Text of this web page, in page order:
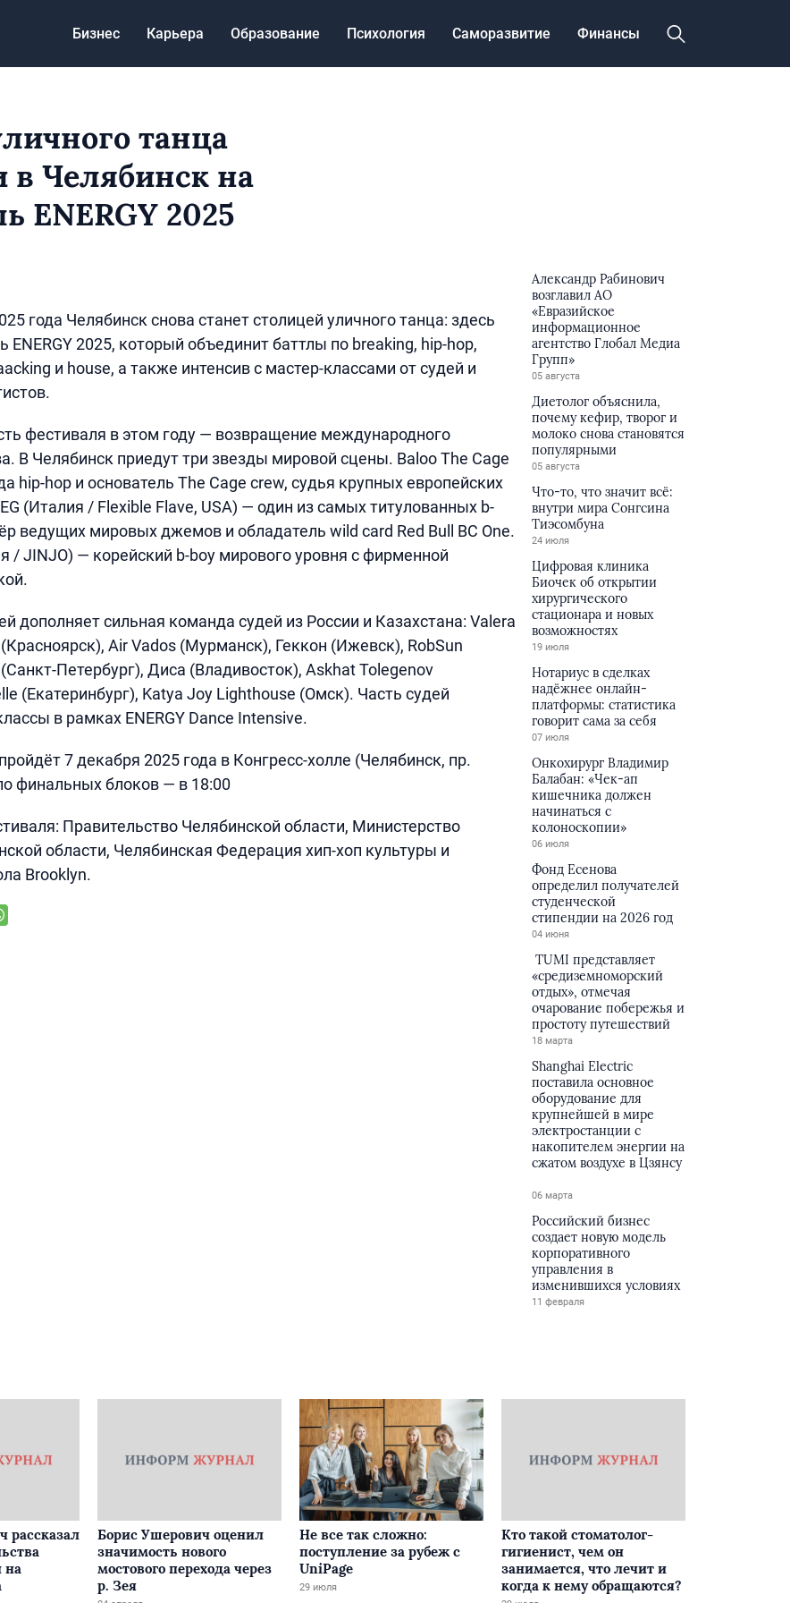
Бизнес Карьера Образование Психология Саморазвитие Финансы
танца
в Челябинск на
ENERGY 2025
года Челябинск снова станет столицей уличного танца: здесь
ENERGY 2025, который объединит баттлы по breaking, hip-hop,
и house, а также интенсив с мастер-классами от судей и
фестиваля в этом году — возвращение международного
В Челябинск приедут три звезды мировой сцены. Baloo The Cage
hip-hop и основатель The Cage crew, судья крупных европейских
(Италия / Flexible Flave, USA) — один из самых титулованных b-
ведущих мировых джемов и обладатель wild card Red Bull BC One.
/ JINJO) — корейский b-boy мирового уровня с фирменной
дополняет сильная команда судей из России и Казахстана: Valera
Air Vados (Мурманск), Геккон (Ижевск), RobSun
Петербург), Диса (Владивосток), Askhat Tolegenov
(Екатеринбург), Katya Joy Lighthouse (Омск). Часть судей
в рамках ENERGY Dance Intensive.
7 декабря 2025 года в Конгресс-холле (Челябинск, пр.
финальных блоков — в 18:00
Правительство Челябинской области, Министерство
области, Челябинская Федерация хип-хоп культуры и
Brooklyn.
Александр Рабинович
возглавил АО
«Евразийское
информационное
агентство Глобал Медиа
Групп»
05 августа
Диетолог объяснила,
почему кефир, творог и
молоко снова становятся
популярными
05 августа
Что-то, что значит всё:
внутри мира Сонгсина
Тиэсомбуна
24 июля
Цифровая клиника
Биочек об открытии
хирургического
стационара и новых
возможностях
19 июля
Нотариус в сделках
надёжнее онлайн-
платформы: статистика
говорит сама за себя
07 июля
Онкохирург Владимир
Балабан: «Чек-ап
кишечника должен
начинаться с
колоноскопии»
06 июля
Фонд Есенова
определил получателей
студенческой
стипендии на 2026 год
04 июня
TUMI представляет
«средиземноморский
отдых», отмечая
очарование побережья и
простоту путешествий
18 марта
Shanghai Electric
поставила основное
оборудование для
крупнейшей в мире
электростанции с
накопителем энергии на
сжатом воздухе в Цзянсу
06 марта
Российский бизнес
создает новую модель
корпоративного
управления в
изменившихся условиях
11 февраля
рассказал
на
Борис Ушерович оценил
значимость нового
мостового перехода через
р. Зея
Не все так сложно:
поступление за рубеж с
UniPage
29 июля
Кто такой стоматолог-
гигиенист, чем он
занимается, что лечит и
когда к нему обращаются?